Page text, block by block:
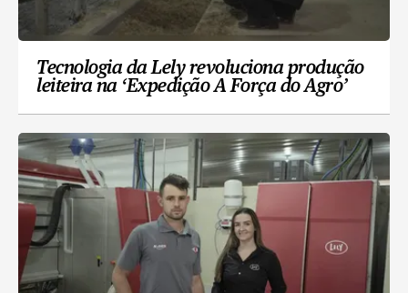
Tecnologia da Lely revoluciona produção
leiteira na ‘Expedição A Força do Agro’